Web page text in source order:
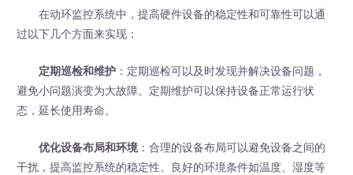
在动环监控系统中，提高硬件设备的稳定性和可靠性可以通
过以下几个方面来实现：
定期巡检和维护 ：定期巡检可以及时发现并解决设备问题，
避免小问题演变为大故障。定期维护可以保持设备正常运行状
态，延长使用寿命。
优化设备布局和环境 ：合理的设备布局可以避免设备之间的
干扰，提高监控系统的稳定性。良好的环境条件如温度、湿度等